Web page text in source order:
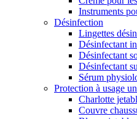
Instruments
Désinfection
Lingettes
Désinfectant
Désinfectant
Désinfectant
Sérum
Protection à usage
Charlotte
Couvre